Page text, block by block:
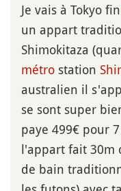
Je vais à Tokyo fin
un appart
Shimokitaza
métro station
australien il
se sont super
paye 499€ pour
l'appart fait 30m
de bain